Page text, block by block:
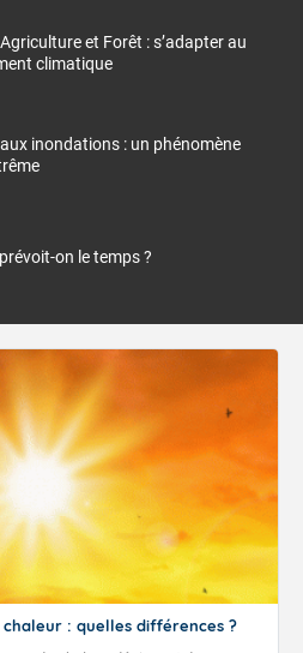
et Forêt : s’adapter au
climatique
aux inondations : un phénomène
on le temps ?
: quelles différences ?